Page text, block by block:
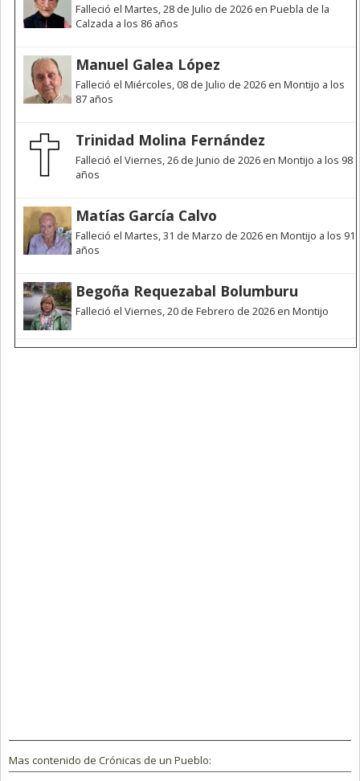
Falleció el Martes, 28 de Julio de 2026 en Puebla de la
Calzada a los 86 años
Manuel Galea López
Falleció el Miércoles, 08 de Julio de 2026 en Montijo a los
87 años
Trinidad Molina Fernández
Falleció el Viernes, 26 de Junio de 2026 en Montijo a los 98
años
Matías García Calvo
Falleció el Martes, 31 de Marzo de 2026 en Montijo a los 91
años
Begoña Requezabal Bolumburu
Falleció el Viernes, 20 de Febrero de 2026 en Montijo
Mas contenido de Crónicas de un Pueblo: